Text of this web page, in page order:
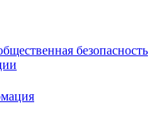
безопасность